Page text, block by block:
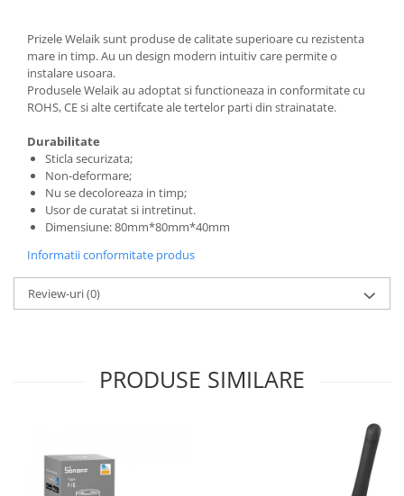
Prizele Welaik sunt produse de calitate superioare cu rezistenta
mare in timp. Au un design modern intuitiv care permite o
instalare usoara.
Produsele Welaik au adoptat si functioneaza in conformitate cu
ROHS, CE si alte certifcate ale tertelor parti din strainatate.
Durabilitate
Sticla securizata;
Non-deformare;
Nu se decoloreaza in timp;
Usor de curatat si intretinut.
Dimensiune:80mm*80mm*40mm
Informatii conformitate produs
Review-uri(0)
PRODUSE SIMILARE